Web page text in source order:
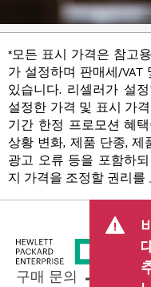
*모든 표시 가격은 참고
가 설정하며 판매세/
있습니다. 리셀러가 설
설정한 가격 및 표시 가
기간 한정 프로모션 혜
상황 변화, 제품 단종, 제
광고 오류 등을 포함하
지 가격을 조정할 권리를
구매 문의